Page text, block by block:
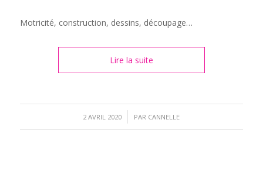
Motricité, construction, dessins, découpage…
Lire la suite
2 AVRIL 2020
/ PAR CANNELLE